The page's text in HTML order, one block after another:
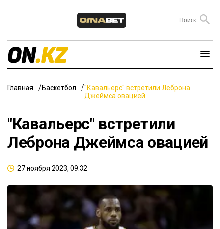
Главная Баскетбол
"Кавальерс" встретили Леброна
Джеймса овацией
"Кавальерс" встретили
Леброна Джеймса овацией
27 ноября 2023, 09:32